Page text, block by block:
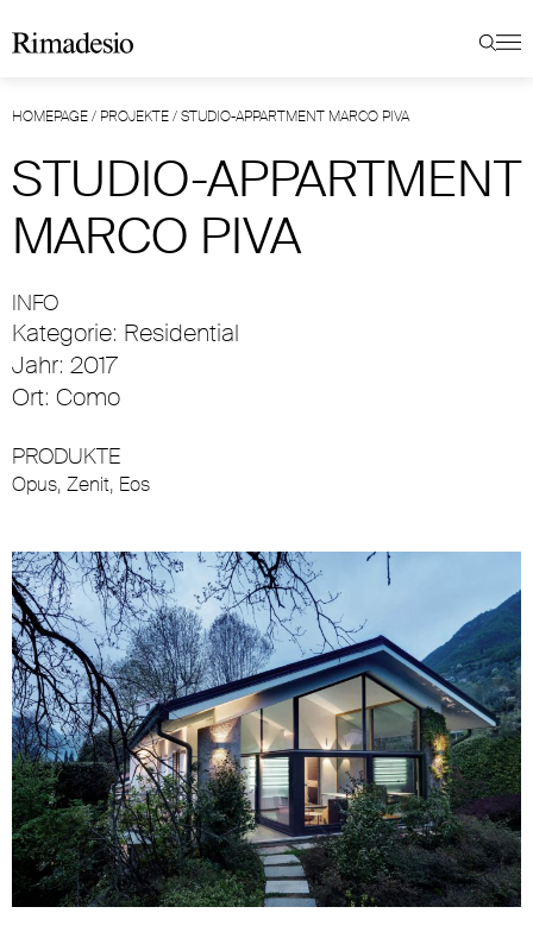
HOMEPAGE/ PROJEKTE/STUDIO-APPARTMENT MARCO PIVA
STUDIO-APPARTMENT
MARCO PIVA
INFO
Kategorie: Residential
Jahr: 2017
Ort: Como
PRODUKTE
Opus, Zenit, Eos